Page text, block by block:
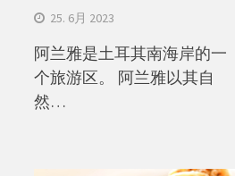
25. 6月 2023
阿兰雅是土耳其南海岸的一
个旅游区。 阿兰雅以其自
然…